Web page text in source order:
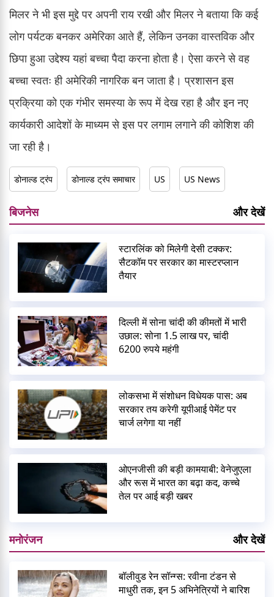
मिलर ने भी इस मुद्दे पर अपनी राय रखी और मिलर ने बताया कि कई
लोग पर्यटक बनकर अमेरिका आते हैं, लेकिन उनका वास्तविक और
छिपा हुआ उद्देश्य यहां बच्चा पैदा करना होता है। ऐसा करने से वह
बच्चा स्वतः ही अमेरिकी नागरिक बन जाता है। प्रशासन इस
प्रक्रिया को एक गंभीर समस्या के रूप में देख रहा है और इन नए
कार्यकारी आदेशों के माध्यम से इस पर लगाम लगाने की कोशिश की
जा रही है।
डोनाल्ड ट्रंप डोनाल्ड ट्रंप समाचार US US News
बिजनेस और देखें
स्टारलिंक को मिलेगी देसी टक्कर:
सैटकॉम पर सरकार का मास्टरप्लान
तैयार
दिल्ली में सोना चांदी की कीमतों में भारी
उछाल: सोना 1.5 लाख पर, चांदी
6200 रुपये महंगी
लोकसभा में संशोधन विधेयक पास: अब
सरकार तय करेगी यूपीआई पेमेंट पर
चार्ज लगेगा या नहीं
ओएनजीसी की बड़ी कामयाबी: वेनेजुएला
और रूस में भारत का बढ़ा कद, कच्चे
तेल पर आई बड़ी खबर
मनोरंजन और देखें
बॉलीवुड रेन सॉन्ग्स: रवीना टंडन से
माधुरी तक, इन 5 अभिनेत्रियों ने बारिश